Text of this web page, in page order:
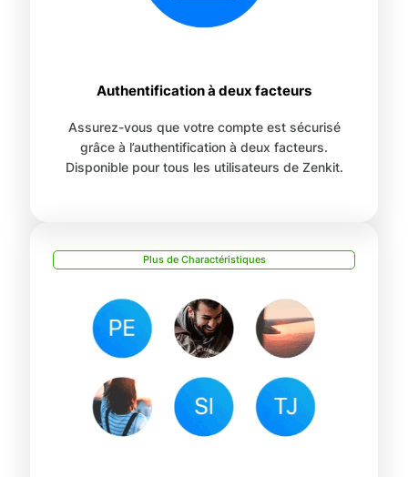
Authentification à deux facteurs
Assurez-vous que votre compte est sécurisé
grâce à l’authentification à deux facteurs.
Disponible pour tous les utilisateurs de Zenkit.
Plus de Charactéristiques